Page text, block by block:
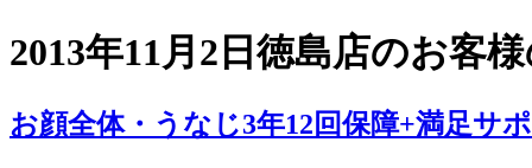
2013年11月2日徳島店のお客
お顔全体・うなじ3年12回保障+満足サ